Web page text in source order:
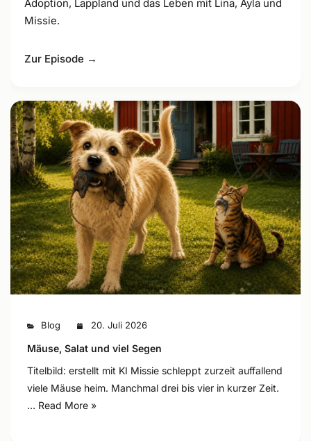
Adoption, Lappland und das Leben mit Lina, Ayla und
Missie.
Zur Episode →
Blog 20. Juli 2026
Mäuse, Salat und viel Segen
Titelbild: erstellt mit KI Missie schleppt zurzeit auffallend
viele Mäuse heim. Manchmal drei bis vier in kurzer Zeit.
… Read More »